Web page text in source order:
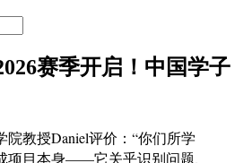
赛季开启！中国学子
院教授Daniel评价：“你们所学
项目本身——它关乎识别问题、